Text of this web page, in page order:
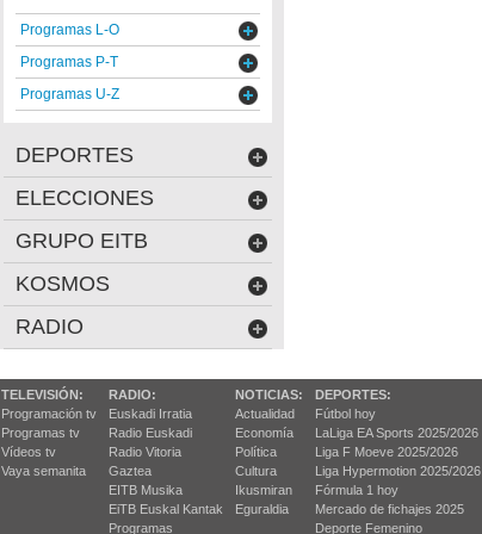
Programas L-O
Programas P-T
Programas U-Z
DEPORTES
ELECCIONES
GRUPO EITB
KOSMOS
RADIO
TELEVISIÓN:
Programación tv
Programas tv
Vídeos tv
Vaya semanita
RADIO:
Euskadi Irratia
Radio Euskadi
Radio Vitoria
Gaztea
EITB Musika
EiTB Euskal Kantak
Programas
NOTICIAS:
Actualidad
Economía
Política
Cultura
Ikusmiran
Eguraldia
DEPORTES:
Fútbol hoy
LaLiga EA Sports 2025/2026
Liga F Moeve 2025/2026
Liga Hypermotion 2025/2026
Fórmula 1 hoy
Mercado de fichajes 2025
Deporte Femenino